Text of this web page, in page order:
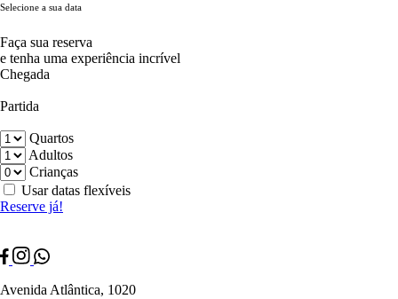
Selecione a sua data
Faça sua reserva
e tenha uma experiência incrível
Chegada
Partida
Quartos
Adultos
Crianças
Usar datas flexíveis
Reserve já!
Avenida Atlântica, 1020